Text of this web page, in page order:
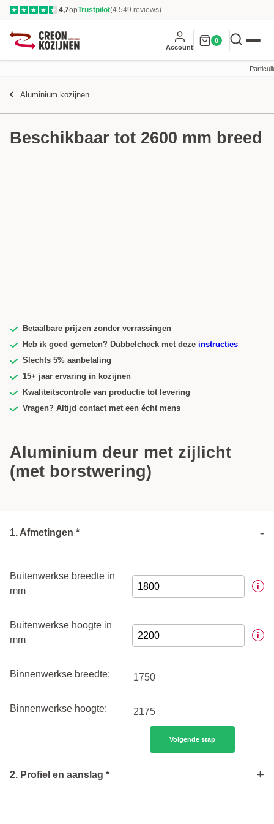
★ ★ ★ ★ ★ 4,7opTrustpilot(4.549 reviews)
Account
0
Aluminium kozijnen
Beschikbaar tot 2600 mm breed
Aluminium deur met zijlicht
(met borstwering)
1. Afmetingen * -
Buitenwerkse breedte in
mm
i
Buitenwerkse hoogte in
mm
i
Binnenwerkse breedte:
Binnenwerkse hoogte:
Volgende stap
2. Profiel en aanslag * +
Betaalbare prijzen zonder verrassingen
Heb ik goed gemeten? Dubbelcheck met deze instructies
Slechts 5% aanbetaling
15+ jaar ervaring in kozijnen
Kwaliteitscontrole van productie tot levering
Vragen? Altijd contact met een écht mens